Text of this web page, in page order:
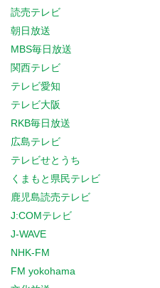
読売テレビ
朝日放送
MBS毎日放送
関西テレビ
テレビ愛知
テレビ大阪
RKB毎日放送
広島テレビ
テレビせとうち
くまもと県民テレビ
鹿児島読売テレビ
J:COMテレビ
J-WAVE
NHK-FM
FM yokohama